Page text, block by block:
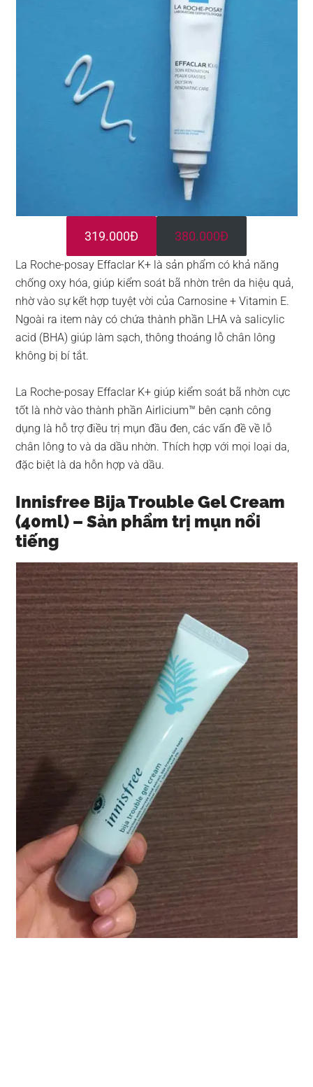
319.000Đ 380.000Đ
La Roche-posay Effaclar K+ là sản phẩm có khả năng
chống oxy hóa, giúp kiểm soát bã nhờn trên da hiệu quả,
nhờ vào sự kết hợp tuyệt vời của Carnosine + Vitamin E.
Ngoài ra item này có chứa thành phần LHA và salicylic
acid (BHA) giúp làm sạch, thông thoáng lỗ chân lông
không bị bí tắt.
La Roche-posay Effaclar K+ giúp kiểm soát bã nhờn cực
tốt là nhờ vào thành phần Airlicium™ bên cạnh công
dụng là hỗ trợ điều trị mụn đầu đen, các vấn đề về lỗ
chân lông to và da dầu nhờn. Thích hợp với mọi loại da,
đặc biệt là da hỗn hợp và dầu.
Innisfree Bija Trouble Gel Cream
(40ml) – Sản phẩm trị mụn nổi
tiếng